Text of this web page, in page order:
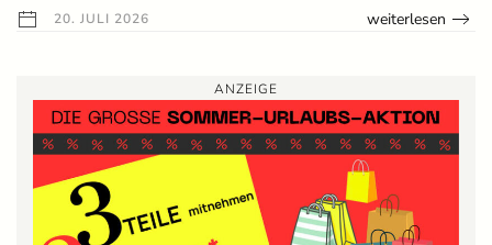
20. JULI 2026 weiterlesen
ANZEIGE